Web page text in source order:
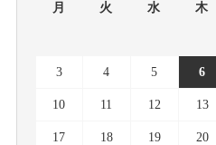
月 火 水 木
3 4 5 6
10 11 12 13
17 18 19 20